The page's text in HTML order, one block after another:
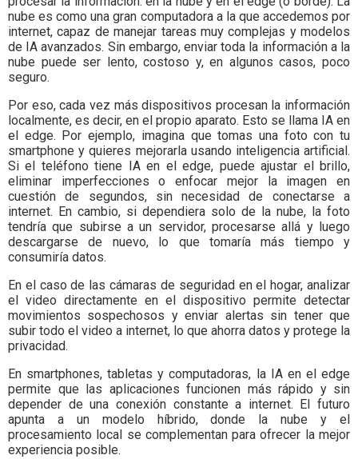
nube es como una gran computadora a la que accedemos por
internet, capaz de manejar tareas muy complejas y modelos
de IA avanzados. Sin embargo, enviar toda la información a la
nube puede ser lento, costoso y, en algunos casos, poco
seguro.
Por eso, cada vez más dispositivos procesan la información
localmente, es decir, en el propio aparato. Esto se llama IA en
el edge. Por ejemplo, imagina que tomas una foto con tu
smartphone y quieres mejorarla usando inteligencia artificial.
Si el teléfono tiene IA en el edge, puede ajustar el brillo,
eliminar imperfecciones o enfocar mejor la imagen en
cuestión de segundos, sin necesidad de conectarse a
internet. En cambio, si dependiera solo de la nube, la foto
tendría que subirse a un servidor, procesarse allá y luego
descargarse de nuevo, lo que tomaría más tiempo y
consumiría datos.
En el caso de las cámaras de seguridad en el hogar, analizar
el video directamente en el dispositivo permite detectar
movimientos sospechosos y enviar alertas sin tener que
subir todo el video a internet, lo que ahorra datos y protege la
privacidad.
En smartphones, tabletas y computadoras, la IA en el edge
permite que las aplicaciones funcionen más rápido y sin
depender de una conexión constante a internet. El futuro
apunta a un modelo híbrido, donde la nube y el
procesamiento local se complementan para ofrecer la mejor
experiencia posible.